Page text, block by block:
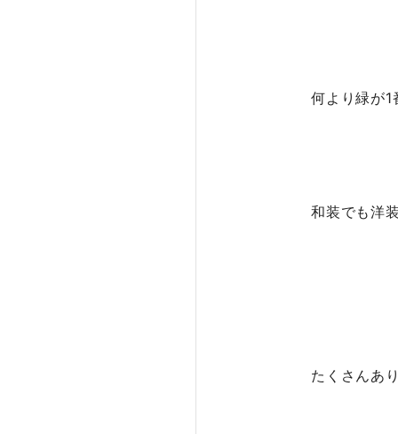
何より緑が1
和装でも洋
たくさんあ